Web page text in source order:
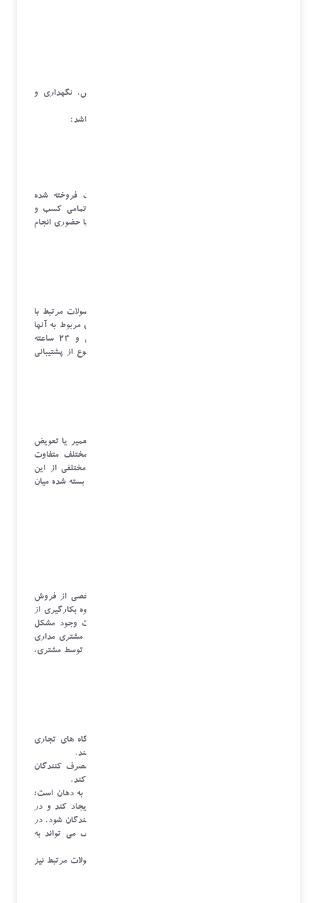
شامل حمل و نقل محصول، نصب و راه اندازی، آموزش، نگهداری و
انواع خدمات پس از فروش ممکن است شامل موارد زیر باشد:
آموزش صحیح استفاده از یک کالا، محصول و خدمات فروخته شده
نخستین قدم در مقوله ی خدمات پس از فروش برای تمامی کسب و
کارهاست. این آموزش می تواند به صورت آنلاین، تلفنی یا حضوری انجام
پشتیبانی فنی، نوعی کمک برای استفاده ی صحیح از محصولات مرتبط با
تکنولوژی مانند نرم افزار و اپلیکیشن ها و رفع اختلال های مربوط به آنها
می باشد. بسیاری از این نوع خدمات به صورت آنلاین و 24 ساعته
هستند. همچنین به روز رسانی نرم افزاها نیز شامل این نوع از پشتیبانی
این نوع از خدمات معمولا برای کالاهایی است که نیاز به تعمیر یا تعویض
قطعات دارند. استراتژی گارانتی کالا در مجموعه های مختلف متفاوت
است. تعویض کالا، تعویض قطعات و تعمیر کالا انواع مختلفی از این
خدمات پس از فروش است که بسته به نوع کالا و قرارداد بسته شده میان
در بسیاری از مجموعه ها پس از گذشتن بازه های مشخصی از فروش
خدمات و محصولات برای سنجیدن رضایت مشتریان و نحوه بکارگیری از
طرف مجموعه با آنها تماس گرفته می شود تا در صورت وجود مشکل
مورد را برطرف کنند. این کار علاوه بر آنکه جزو اصول مشتری مداری
محسوب میشود تا حد زیادی در تداوم استفاده از محصول توسط مشتری،
ارائه سرویس خوب پس از فروش، کمک می کند تا بنگاه های تجاری
مشتریان وفادار و روابط بلند مدت خود با آنها را تثبیت کنند.
ارائه خدمات پس از فروش می تواند به متقاعد کردن مصرف کنندگان
برای اعتماد به شرکت و خرید خدمات در وهله اول کمک کند.
یکی از مهمترین راه های افزایش فروش، بازاریابی دهان به دهان است؛
خدمات پس از فروش می تواند برای برند شما تفاوت ایجاد کند و در
نتیجه سبب تبلیغ محصولتان از طریق مشتریان و مصرف کنندگان شود. در
عصر رسانه های اجتماعی، خدمات پس از فروش ضعیف می تواند به
خدمات پس از فروش می توانند فرصتی برای فروش محصولات مرتبط نیز